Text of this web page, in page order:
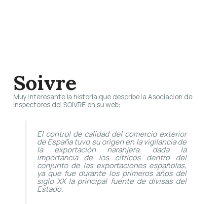
Soivre
Muy interesante la historia que describe la Asociacion de
inspectores del SOIVRE en su web:
El control de calidad del comercio exterior
de España tuvo su origen en la vigilancia de
la exportación naranjera, dada la
importancia de los cítricos dentro del
conjunto de las exportaciones españolas,
ya que fue durante los primeros años del
siglo XX la principal fuente de divisas del
Estado.